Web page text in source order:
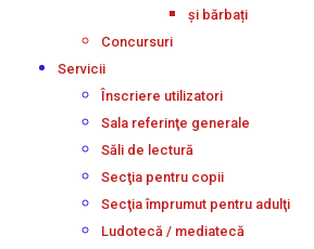
și bărbați
Concursuri
Servicii
Înscriere utilizatori
Sala referinţe generale
Săli de lectură
Secţia pentru copii
Secţia împrumut pentru adulţi
Ludotecă / mediatecă